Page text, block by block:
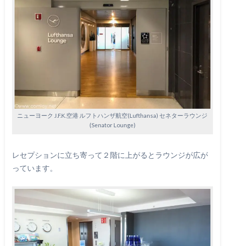
ニューヨーク J.F.K.空港 ルフトハンザ航空(Lufthansa) セネターラウンジ
(Senator Lounge)
レセプションに立ち寄って２階に上がるとラウンジが広が
っています。